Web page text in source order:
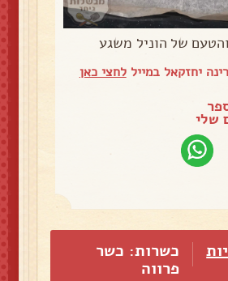
והטעם של הוניל משגע
יחזקאל במייללחצי כאן
שלי
כשרות: כשר
פרווה